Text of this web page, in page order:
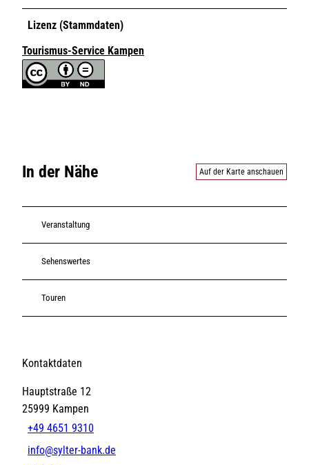
Lizenz (Stammdaten)
Tourismus-Service Kampen
In der Nähe Auf der Karte anschauen
Veranstaltung
Sehenswertes
Touren
Kontaktdaten
Hauptstraße 12
25999 Kampen
+49 4651 9310
info@sylter-bank.de